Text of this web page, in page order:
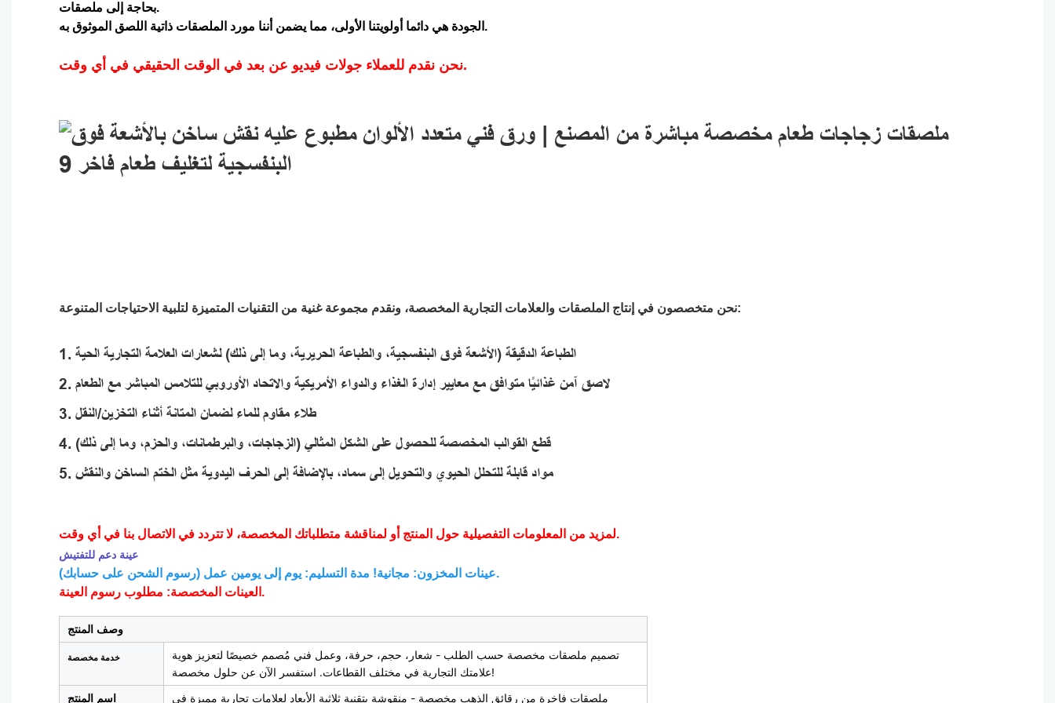
بحاجة إلى ملصقات.
الجودة هي دائما أولويتنا الأولى، مما يضمن أننا مورد الملصقات ذاتية اللصق الموثوق به.
نحن نقدم للعملاء جولات فيديو عن بعد في الوقت الحقيقي في أي وقت.
نحن متخصصون في إنتاج الملصقات والعلامات التجارية المخصصة، ونقدم مجموعة غنية من التقنيات المتميزة لتلبية الاحتياجات المتنوعة:
1. الطباعة الدقيقة (الأشعة فوق البنفسجية، والطباعة الحريرية، وما إلى ذلك) لشعارات العلامة التجارية الحية
2. لاصق آمن غذائيًا متوافق مع معايير إدارة الغذاء والدواء الأمريكية والاتحاد الأوروبي للتلامس المباشر مع الطعام
3. طلاء مقاوم للماء لضمان المتانة أثناء التخزين/النقل
4. قطع القوالب المخصصة للحصول على الشكل المثالي (الزجاجات، والبرطمانات، والحزم، وما إلى ذلك)
5. مواد قابلة للتحلل الحيوي والتحويل إلى سماد، بالإضافة إلى الحرف اليدوية مثل الختم الساخن والنقش
لمزيد من المعلومات التفصيلية حول المنتج أو لمناقشة متطلباتك المخصصة، لا تتردد في الاتصال بنا في أي وقت.
عينة دعم للتفتيش
عينات المخزون: مجانية! مدة التسليم: يوم إلى يومين عمل (رسوم الشحن على حسابك).
العينات المخصصة: مطلوب رسوم العينة.
وصف المنتج
خدمة مخصصة
تصميم ملصقات مخصصة حسب الطلب - شعار، حجم، حرفة، وعمل فني مُصمم خصيصًا لتعزيز هوية
علامتك التجارية في مختلف القطاعات. استفسر الآن عن حلول مخصصة!
اسم المنتج ملصقات فاخرة من رقائق الذهب مخصصة - منقوشة بتقنية ثلاثية الأبعاد لعلامات تجارية مميزة في